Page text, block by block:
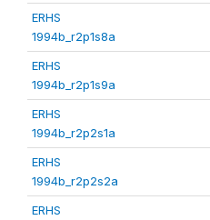
ERHS
1994b_r2p1s8a
ERHS
1994b_r2p1s9a
ERHS
1994b_r2p2s1a
ERHS
1994b_r2p2s2a
ERHS